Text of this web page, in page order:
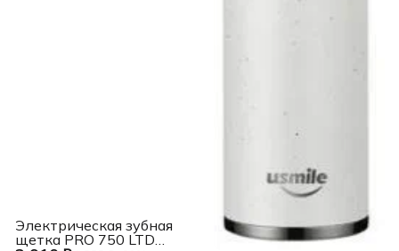
Электрическая зубная
щетка PRO 750 LTD